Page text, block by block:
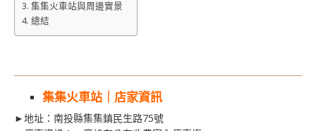
集集火車站與周邊實景
總結
集集火車站｜店家資訊
►地址：南投縣集集鎮民生路75號